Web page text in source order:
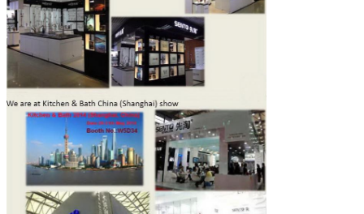
Nous vous rappellerons